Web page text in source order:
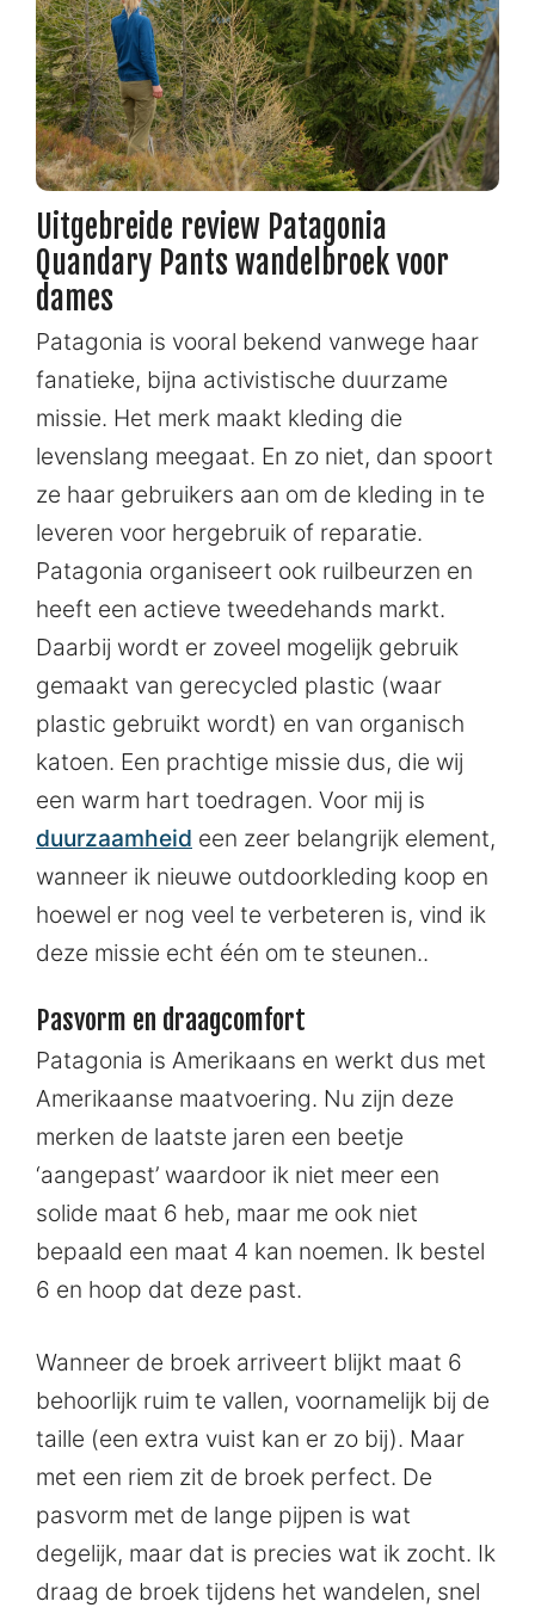
Uitgebreide review Patagonia
Quandary Pants wandelbroek voor
dames
Patagonia is vooral bekend vanwege haar
fanatieke, bijna activistische duurzame
missie. Het merk maakt kleding die
levenslang meegaat. En zo niet, dan spoort
ze haar gebruikers aan om de kleding in te
leveren voor hergebruik of reparatie.
Patagonia organiseert ook ruilbeurzen en
heeft een actieve tweedehands markt.
Daarbij wordt er zoveel mogelijk gebruik
gemaakt van gerecycled plastic (waar
plastic gebruikt wordt) en van organisch
katoen. Een prachtige missie dus, die wij
een warm hart toedragen. Voor mij is
duurzaamheid een zeer belangrijk element,
wanneer ik nieuwe outdoorkleding koop en
hoewel er nog veel te verbeteren is, vind ik
deze missie echt één om te steunen..
Pasvorm en draagcomfort
Patagonia is Amerikaans en werkt dus met
Amerikaanse maatvoering. Nu zijn deze
merken de laatste jaren een beetje
‘aangepast’ waardoor ik niet meer een
solide maat 6 heb, maar me ook niet
bepaald een maat 4 kan noemen. Ik bestel
6 en hoop dat deze past.
Wanneer de broek arriveert blijkt maat 6
behoorlijk ruim te vallen, voornamelijk bij de
taille (een extra vuist kan er zo bij). Maar
met een riem zit de broek perfect. De
pasvorm met de lange pijpen is wat
degelijk, maar dat is precies wat ik zocht. Ik
draag de broek tijdens het wandelen, snel